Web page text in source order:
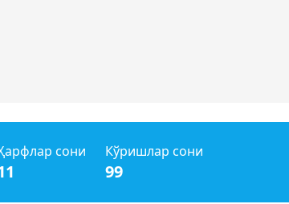
сони Кўришлар сони
99